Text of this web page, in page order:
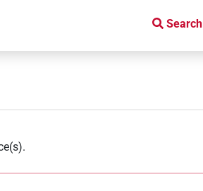
Search
.